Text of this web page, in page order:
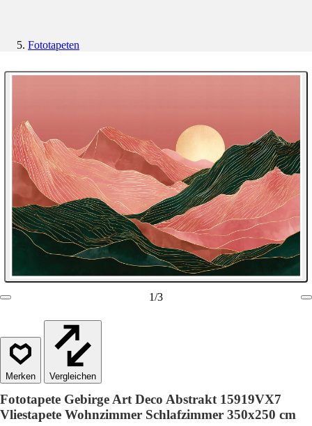
Fototapeten
1/3
Vergleichen
Fototapete Gebirge Art Deco Abstrakt 15919VX7
Vliestapete Wohnzimmer Schlafzimmer 350x250 cm